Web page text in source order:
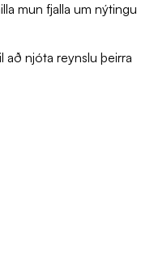
mun fjalla um nýtingu
njóta reynslu þeirra